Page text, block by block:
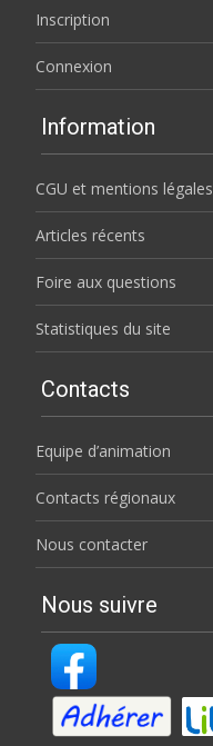
Inscription
Connexion
Information
CGU et mentions légales
Articles récents
Foire aux questions
Statistiques du site
Contacts
Equipe d’animation
Contacts régionaux
Nous contacter
Nous suivre